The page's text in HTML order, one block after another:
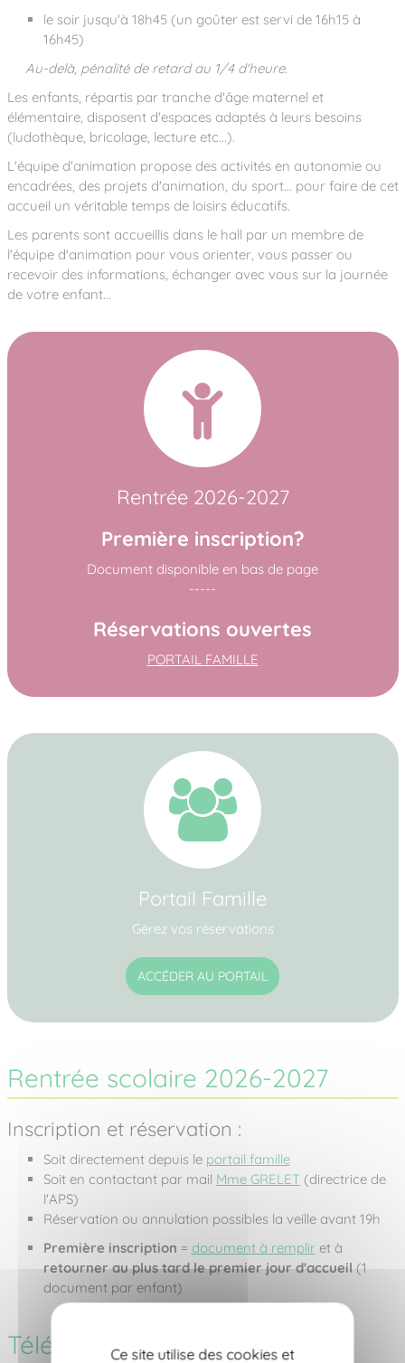
le soir jusqu'à 18h45 (un goûter est servi de 16h15 à
16h45)
Au-delà, pénalité de retard au 1/4 d'heure.
Les enfants, répartis par tranche d'âge maternel et
élémentaire, disposent d'espaces adaptés à leurs besoins
(ludothèque, bricolage, lecture etc...).
L'équipe d'animation propose des activités en autonomie ou
encadrées, des projets d'animation, du sport... pour faire de cet
accueil un véritable temps de loisirs éducatifs.
Les parents sont accueillis dans le hall par un membre de
l'équipe d'animation pour vous orienter, vous passer ou
recevoir des informations, échanger avec vous sur la journée
de votre enfant...
Rentrée 2026-2027
Première inscription?
Document disponible en bas de page
-----
Réservations ouvertes
PORTAIL FAMILLE
Portail Famille
Gérez vos réservations
ACCÉDER AU PORTAIL
Rentrée scolaire 2026-2027
Inscription et réservation :
Soit directement depuis le portail famille
Soit en contactant par mail Mme GRELET(directrice de
l'APS)
Réservation ou annulation possibles la veille avant 19h
Première inscription = document à rempliret à
retourner au plus tard le premier jour d'accueil (1
document par enfant)
Téléchargements
Ce site utilise des cookies et